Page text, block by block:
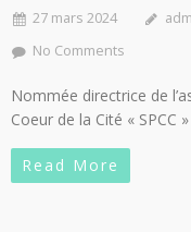
27 mars 2024
No Comments
Nommée directrice de
Coeur de la Cité « SPCC
Read More